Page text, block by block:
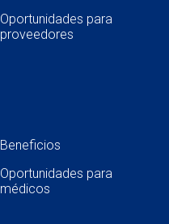
Oportunidades para
proveedores
Beneficios
Oportunidades para
médicos